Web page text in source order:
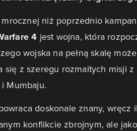
niż poprzednio
4 jest wojna, która
wojska na pełną skalę
się z szeregu rozmaitych misji
Mumbaju.
doskonale znany, wręcz
konflikcie zbrojnym, ale